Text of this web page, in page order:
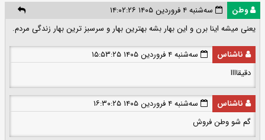
وطن
سه‌شنبه ۴ فروردین ۱۴۰۵ ۱۴:۰۲:۲۶
یعنی میشه اینا برن و این بهار بشه بهترین بهار و سرسبز ترین بهار زندگی مردم.
ناشناس
سه‌شنبه ۴ فروردین ۱۴۰۵ ۱۵:۵۳:۲۵
دقیقاااا
ناشناس
سه‌شنبه ۴ فروردین ۱۴۰۵ ۱۶:۳۰:۲۵
گم شو وطن فروش